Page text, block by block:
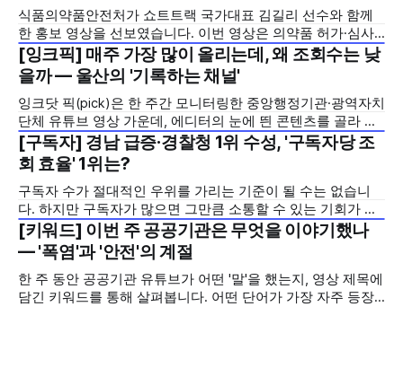
식품의약품안전처가 쇼트트랙 국가대표 김길리 선수와 함께
한 홍보 영상을 선보였습니다. 이번 영상은 의약품 허가·심사
기간을 기존 420일에서 240일로 단축한 정책을 국민에게 쉽
고 친근하게 알리기 위해 제작한 것으로, 딱딱하게 느껴질 수
있는 규제 정책을, 빙판 위에서 빠른 스피드와 꼼꼼한 준비를
모두 갖춘 김길리 선수의 이미지에 빗대어 풀어낸 것이 특징입
니다. '빠르지만
2026년 7월 5주
[잉크픽] 매주 가장 많이 올리는데, 왜 조회수는 낮
을까 — 울산의 '기록하는 채널'
잉크닷 픽(pick)은 한 주간 모니터링한 중앙행정기관·광역자치
단체 유튜브 영상 가운데, 에디터의 눈에 띈 콘텐츠를 골라 그
시도와 의미를 들여다보는 코너입니다. 조회수 순위표 맨 위에
오르지는 못했지만, 다른 채널이 가지 않은 길을 택한 콘텐츠
를 소개합니다. 이번 주는 특정 영상 한 편이 아니라, 채널 하나
의 '변화'를 이야기하려
2026년 7월 5주
[구독자] 경남 급증·경찰청 1위 수성, '구독자당 조
회 효율' 1위는?
구독자 수가 절대적인 우위를 가리는 기준이 될 수는 없습니
다. 하지만 구독자가 많으면 그만큼 소통할 수 있는 기회가 많
아집니다. 소통은 곧 채널의 신뢰로 이어집니다. 억지로 구독
자를 확보하기보다는 소통하는, 그래서 충성도 높은 구독자를
다수 확보하길 바라는 마음을 담아, 중앙행정기관과 광역자치
단체 유튜브 채널의 구독자를 월 단위로 분석합니다. 중앙행정
기관과 광역자치단체 유튜브 채널의 구독자를 통합하여
2026년 7월 5주
[키워드] 이번 주 공공기관은 무엇을 이야기했나
— '폭염'과 '안전'의 계절
한 주 동안 공공기관 유튜브가 어떤 '말'을 했는지, 영상 제목에
담긴 키워드를 통해 살펴봅니다. 어떤 단어가 가장 자주 등장